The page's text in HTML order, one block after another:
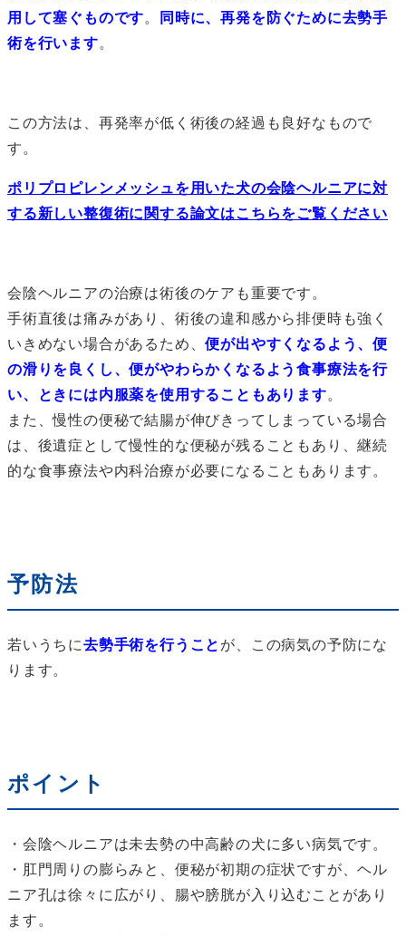
用して塞ぐものです。
同時に、再発を防ぐために去勢手
術を行います。
この方法は、再発率が低く術後の経過も良好なもので
す。
ポリプロピレンメッシュを用いた犬の会陰ヘルニアに対
する新しい整復術に関する論文はこちらをご覧ください
会陰ヘルニアの治療は術後のケアも重要です。
手術直後は痛みがあり、術後の違和感から排便時も強く
いきめない場合があるため、便が出やすくなるよう、便
の滑りを良くし、便がやわらかくなるよう食事療法を行
い、ときには内服薬を使用することもあります。
また、慢性の便秘で結腸が伸びきってしまっている場合
は、後遺症として慢性的な便秘が残ることもあり、継続
的な食事療法や内科治療が必要になることもあります。
予防法
若いうちに去勢手術を行うこと が、この病気の予防にな
ります。
ポイント
・会陰ヘルニアは未去勢の中高齢の犬に多い病気です。
・肛門周りの膨らみと、便秘が初期の症状ですが、ヘル
ニア孔は徐々に広がり、腸や膀胱が入り込むことがあり
ます。